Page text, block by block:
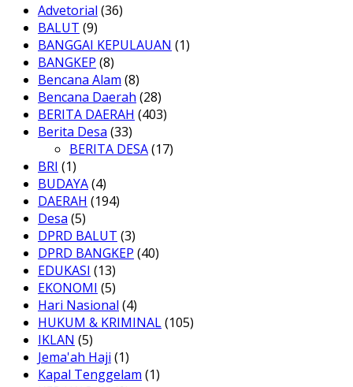
Advetorial (36)
BALUT (9)
BANGGAI KEPULAUAN (1)
BANGKEP (8)
Bencana Alam (8)
Bencana Daerah (28)
BERITA DAERAH (403)
Berita Desa (33)
BERITA DESA(17)
BRI (1)
BUDAYA(4)
DAERAH (194)
Desa (5)
DPRD BALUT (3)
DPRD BANGKEP (40)
EDUKASI (13)
EKONOMI (5)
Hari Nasional (4)
HUKUM & KRIMINAL(105)
IKLAN (5)
Jema'ah Haji (1)
Kapal Tenggelam (1)